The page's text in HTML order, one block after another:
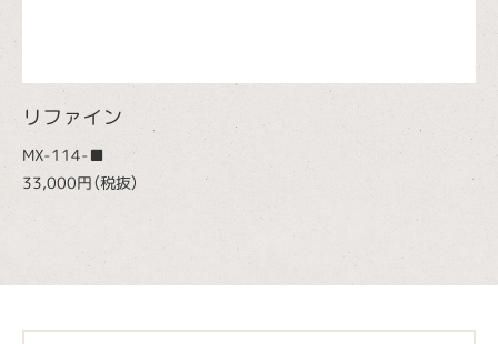
リファイン
MX-114-■
33,000円（税抜）